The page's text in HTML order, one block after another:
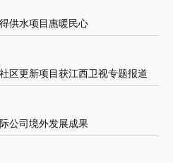
供水项目惠暖民心
区更新项目获江西卫视专题报道
公司境外发展成果